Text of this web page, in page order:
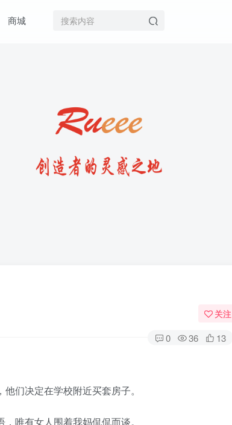
商城
关注
0 36 13
们决定在学校附近买套房子。
唯有女人围着我妈侃侃而谈。